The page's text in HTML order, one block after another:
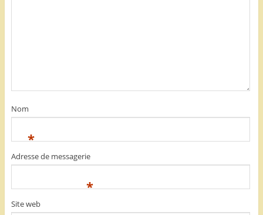
Nom
*
Adresse de messagerie
*
Site web